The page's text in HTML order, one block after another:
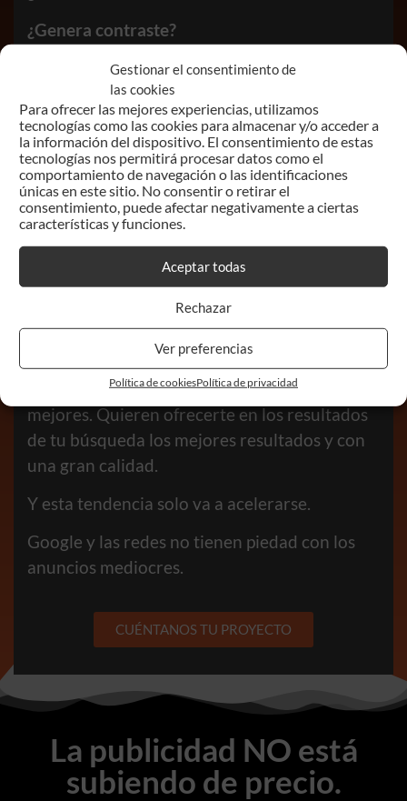
Gestionar el consentimiento de
las cookies
Para ofrecer las mejores experiencias, utilizamos
tecnologías como las cookies para almacenar y/o acceder a
la información del dispositivo. El consentimiento de estas
tecnologías nos permitirá procesar datos como el
comportamiento de navegación o las identificaciones
únicas en este sitio. No consentir o retirar el
consentimiento, puede afectar negativamente a ciertas
características y funciones.
Aceptar todas
Rechazar
Ver preferencias
Política de cookiesPolítica de privacidad
¿Genera contraste?
¿Se comparte?
¿Se comenta?
Pues en ese caso, tendrás miles o millones de
personas mirando tu negocio a precios
absurdamente económicos.
Por el contrario, penaliza cada día más (esto
es cierto) a los anuncios que no logran
despertar el interés de la gente.
Y es normal, son millones de anuncios y
Google y las redes sociales premian a los
mejores. Quieren ofrecerte en los resultados
de tu búsqueda los mejores resultados y con
una gran calidad.
Y esta tendencia solo va a acelerarse.
Google y las redes no tienen piedad con los
anuncios mediocres.
CUÉNTANOS TU PROYECTO
La publicidad NO está
subiendo de precio.